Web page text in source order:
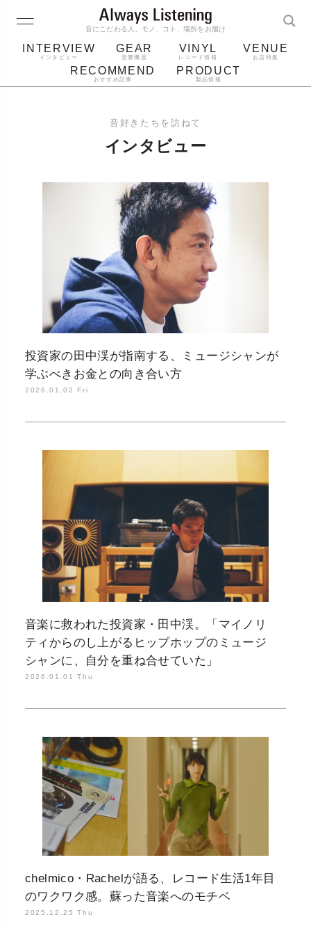
音にこだわる人、モノ、コト、場所をお届け
INTERVIEW
インタビュー
GEAR
音響機器
VINYL
レコード情報
VENUE
お店特集
RECOMMEND
おすすめ記事
PRODUCT
製品情報
ジャケット bluetooth
レコード針
音好きたちを訪ねて
インタビュー
投資家の田中渓が指南する、ミュージシャンが
学ぶべきお金との向き合い方
2026.01.02 Fri
音楽に救われた投資家・田中渓。「マイノリ
ティからのし上がるヒップホップのミュージ
シャンに、自分を重ね合せていた」
2026.01.01 Thu
chelmico・Rachelが語る、レコード生活1年目
のワクワク感。蘇った音楽へのモチベ
2025.12.25 Thu